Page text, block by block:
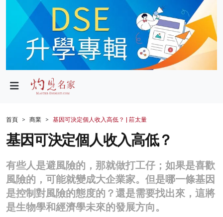
政局
財經
生活
商業
科技
首頁 商業 基因可決定個人收入高低？ | 莊太量
基因可決定個人收入高低？
有些人是避風險的，那就做打工仔；如果是喜歡
風險的，可能就變成大企業家。但是哪一條基因
是控制對風險的態度的？還是需要找出來，這將
是生物學和經濟學未來的發展方向。